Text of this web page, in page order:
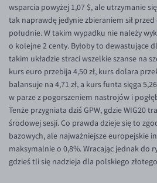
ILS/PLN
JPY/PLN
NZD/PLN
RON/PLN
SGD/PLN
TRY/PLN
ZAR/PLN
EUR/USD
EUR/GBP
Banki i przelewy
Przelewy zagraniczne
Słowniczek
wsparcia powyżej 1,07 $, ale utrzymanie
tak naprawdę jedynie zbieraniem sił
południe. W takim wypadku nie należy
o kolejne 2 centy. Byłoby to dewastujące
takim układzie straci wszelkie szanse na
kurs euro przebija 4,50 zł, kurs dolara
balansuje na 4,71 zł, a kurs funta sięga
w parze z pogorszeniem nastrojów i
Tenże przygniata dziś GPW, gdzie WIG20
środowej sesji. Co prawda dzieje się to
bazowych, ale najważniejsze europejskie
maksymalnie o 0,8%. Wracając jednak do
gdzieś tli się nadzieja dla polskiego